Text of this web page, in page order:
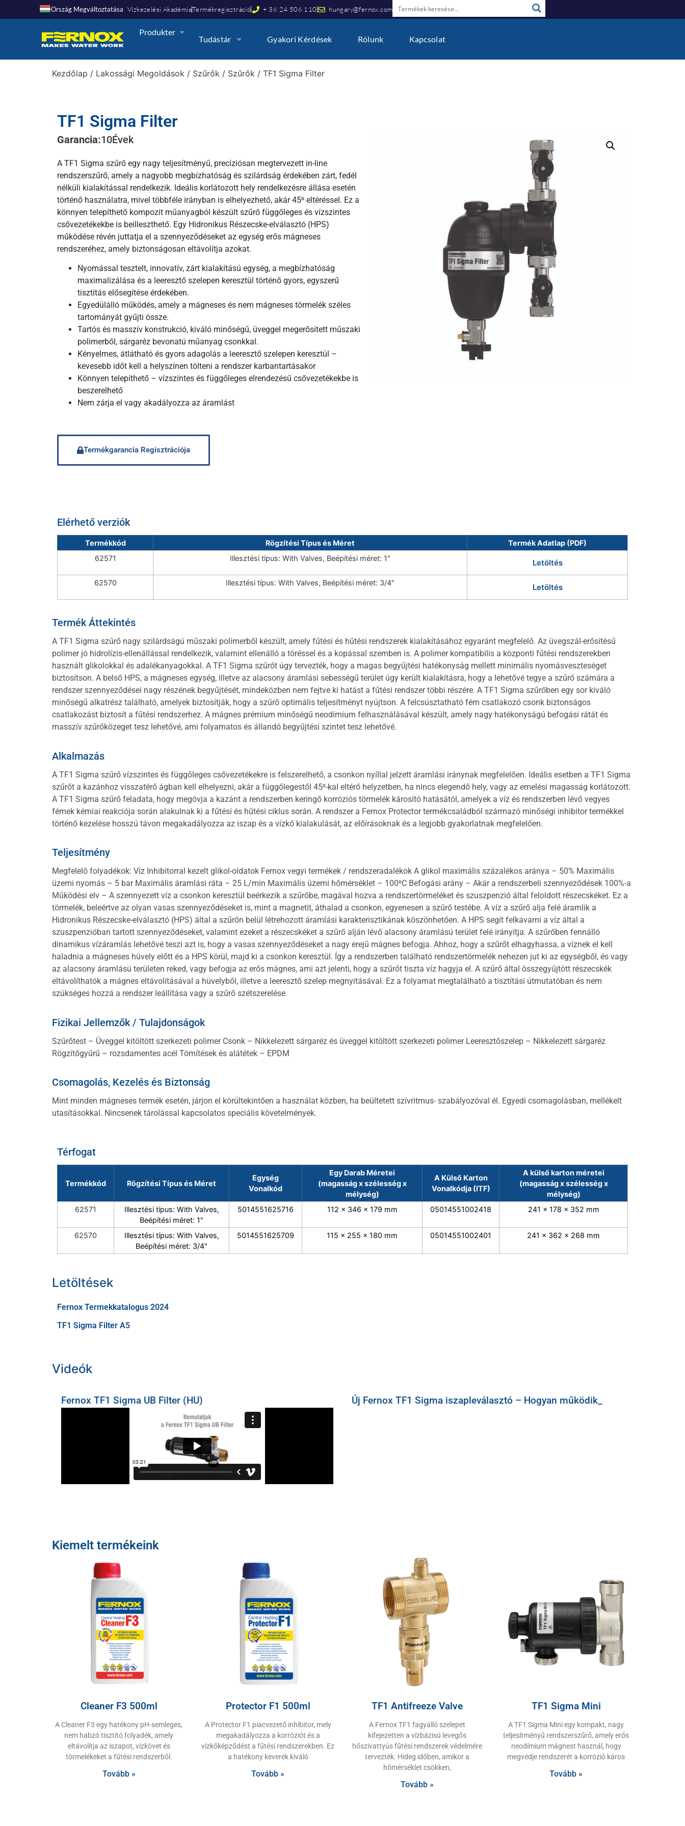
Ország Megváltoztatása Vízkezelési AkadémiaTermékregisztráció + 36 24 506 110 hungary@fernox.com
Produkter
Tudástár Gyakori Kérdések Rólunk Kapcsolat
Kezdőlap / Lakossági Megoldások / Szűrők / Szűrők / TF1 Sigma Filter
TF1 Sigma Filter
Garancia:10Évek
A TF1 Sigma szűrő egy nagy teljesítményű, precíziósan megtervezett in-line
rendszerszűrő, amely a nagyobb megbízhatóság és szilárdság érdekében zárt, fedél
nélküli kialakítással rendelkezik. Ideális korlátozott hely rendelkezésre állása esetén
történő használatra, mivel többféle irányban is elhelyezhető, akár 45⁰ eltéréssel. Ez a
könnyen telepíthető kompozit műanyagból készült szűrő függőleges és vízszintes
csővezetékekbe is beilleszthető. Egy Hidronikus Részecske-elválasztó (HPS)
működése révén juttatja el a szennyeződéseket az egység erős mágneses
rendszeréhez, amely biztonságosan eltávolítja azokat.
Nyomással tesztelt, innovatív, zárt kialakítású egység, a megbízhatóság
maximalizálása és a leeresztő szelepen keresztül történő gyors, egyszerű
tisztítás elősegítése érdekében.
Egyedülálló működés, amely a mágneses és nem mágneses törmelék széles
tartományát gyűjti össze.
Tartós és masszív konstrukció, kiváló minőségű, üveggel megerősített műszaki
polimerből, sárgaréz bevonatú műanyag csonkkal.
Kényelmes, átlátható és gyors adagolás a leeresztő szelepen keresztül –
kevesebb időt kell a helyszínen tölteni a rendszer karbantartásakor
Könnyen telepíthető – vízszintes és függőleges elrendezésű csővezetékekbe is
beszerelhető
Nem zárja el vagy akadályozza az áramlást
Termékgarancia Regisztrációja
Elérhető verziók
Termékkód Rögzítési Típus és Méret
Termék Adatlap (PDF)
62571
Illesztési típus: With Valves, Beépítési méret: 1" Letöltés
62570 Illesztési típus: With Valves, Beépítési méret: 3/4" Letöltés
Termék Áttekintés
A TF1 Sigma szűrő nagy szilárdságú műszaki polimerből készült, amely fűtési és hűtési rendszerek kialakításához egyaránt megfelelő. Az üvegszál-erősítésű
polimer jó hidrolízis-ellenállással rendelkezik, valamint ellenálló a töréssel és a kopással szemben is. A polimer kompatibilis a központi fűtési rendszerekben
használt glikolokkal és adalékanyagokkal. A TF1 Sigma szűrőt úgy tervezték, hogy a magas begyűjtési hatékonyság mellett minimális nyomásveszteséget
biztosítson. A belső HPS, a mágneses egység, illetve az alacsony áramlási sebességű terület úgy került kialakításra, hogy a lehetővé tegye a szűrő számára a
rendszer szennyeződései nagy részének begyűjtését, mindeközben nem fejtve ki hatást a fűtési rendszer többi részére. A TF1 Sigma szűrőben egy sor kiváló
minőségű alkatrész található, amelyek biztosítják, hogy a szűrő optimális teljesítményt nyújtson. A felcsúsztatható fém csatlakozó csonk biztonságos
csatlakozást biztosít a fűtési rendszerhez. A mágnes prémium minőségű neodímium felhasználásával készült, amely nagy hatékonyságú befogási rátát és
masszív szűrőközeget tesz lehetővé, ami folyamatos és állandó begyűjtési szintet tesz lehetővé.
Alkalmazás
A TF1 Sigma szűrő vízszintes és függőleges csővezetékekre is felszerelhető, a csonkon nyíllal jelzett áramlási iránynak megfelelően. Ideális esetben a TF1 Sigma
szűrőt a kazánhoz visszatérő ágban kell elhelyezni, akár a függőlegestől 45⁰-kal eltérő helyzetben, ha nincs elegendő hely, vagy az emelési magasság korlátozott.
A TF1 Sigma szűrő feladata, hogy megóvja a kazánt a rendszerben keringő korróziós törmelék károsító hatásától, amelyek a víz és rendszerben lévő vegyes
fémek kémiai reakciója során alakulnak ki a fűtési és hűtési ciklus során. A rendszer a Fernox Protector termékcsaládból származó minőségi inhibitor termékkel
történő kezelése hosszú távon megakadályozza az iszap és a vízkő kialakulását, az előírásoknak és a legjobb gyakorlatnak megfelelően.
Teljesítmény
Megfelelő folyadékok: Víz Inhibitorral kezelt glikol-oldatok Fernox vegyi termékek / rendszeradalékok A glikol maximális százalékos aránya – 50% Maximális
üzemi nyomás – 5 bar Maximális áramlási ráta – 25 L/min Maximális üzemi hőmérséklet – 100⁰C Befogási arány – Akár a rendszerbeli szennyeződések 100%-a
Működési elv – A szennyezett víz a csonkon keresztül beérkezik a szűrőbe, magával hozva a rendszertörmeléket és szuszpenzió által feloldott részecskéket. Ez a
törmelék, beleértve az olyan vasas szennyeződéseket is, mint a magnetit, áthalad a csonkon, egyenesen a szűrő testébe. A víz a szűrő alja felé áramlik a
Hidronikus Részecske-elválasztó (HPS) által a szűrőn belül létrehozott áramlási karakterisztikának köszönhetően. A HPS segít felkavarni a víz által a
szuszpenzióban tartott szennyeződéseket, valamint ezeket a részecskéket a szűrő alján lévő alacsony áramlású terület felé irányítja. A szűrőben fennálló
dinamikus vízáramlás lehetővé teszi azt is, hogy a vasas szennyeződéseket a nagy erejű mágnes befogja. Ahhoz, hogy a szűrőt elhagyhassa, a víznek el kell
haladnia a mágneses hüvely előtt és a HPS körül, majd ki a csonkon keresztül. Így a rendszerben található rendszertörmelék nehezen jut ki az egységből, és vagy
az alacsony áramlású területen reked, vagy befogja az erős mágnes, ami azt jelenti, hogy a szűrőt tiszta víz hagyja el. A szűrő által összegyűjtött részecskék
eltávolíthatók a mágnes eltávolításával a hüvelyből, illetve a leeresztő szelep megnyitásával. Ez a folyamat megtalálható a tisztítási útmutatóban és nem
szükséges hozzá a rendszer leállítása vagy a szűrő szétszerelése.
Fizikai Jellemzők / Tulajdonságok
Szűrőtest – Üveggel kitöltött szerkezeti polimer Csonk – Nikkelezett sárgaréz és üveggel kitöltött szerkezeti polimer Leeresztőszelep – Nikkelezett sárgaréz
Rögzítőgyűrű – rozsdamentes acél Tömítések és alátétek – EPDM
Csomagolás, Kezelés és Biztonság
Mint minden mágneses termék esetén, járjon el körültekintően a használat közben, ha beültetett szívritmus- szabályozóval él. Egyedi csomagolásban, mellékelt
utasításokkal. Nincsenek tárolással kapcsolatos speciális követelmények.
Térfogat
Termékkód Rögzítési Típus és Méret
Egység
Vonalkód
Egy Darab Méretei
(magasság x szélesség x
mélység)
A Külső Karton
Vonalkódja (ITF)
A külső karton méretei
(magasság x szélesség x
mélység)
62571
Illesztési típus: With Valves,
Beépítési méret: 1"
5014551625716 112 x 346 x 179 mm 05014551002418 241 x 178 x 352 mm
62570
Illesztési típus: With Valves,
Beépítési méret: 3/4"
5014551625709 115 x 255 x 180 mm 05014551002401 241 x 362 x 268 mm
Letöltések
Fernox Termekkatalogus 2024
TF1 Sigma Filter A5
Videók
Fernox TF1 Sigma UB Filter (HU) Új Fernox TF1 Sigma iszapleválasztó – Hogyan működik_
Kiemelt termékeink
Cleaner F3 500ml
A Cleaner F3 egy hatékony pH-semleges,
nem habzó tisztító folyadék, amely
eltávolítja az iszapot, vízkövet és
törmelékeket a fűtési rendszerből.
Tovább »
Protector F1 500ml
A Protector F1 piacvezető inhibitor, mely
megakadályozza a korróziót és a
vízkőképződést a fűtési rendszerekben. Ez
a hatékony keverék kiváló
Tovább »
TF1 Antifreeze Valve
A Fernox TF1 fagyálló szelepet
kifejezetten a vízbázisú levegős
hőszivattyús fűtési rendszerek védelmére
tervezték. Hideg időben, amikor a
hőmérséklet csökken,
Tovább »
TF1 Sigma Mini
A TF1 Sigma Mini egy kompakt, nagy
teljesítményű rendszerszűrő, amely erős
neodímium mágnest használ, hogy
megvédje rendszerét a korrózió káros
Tovább »